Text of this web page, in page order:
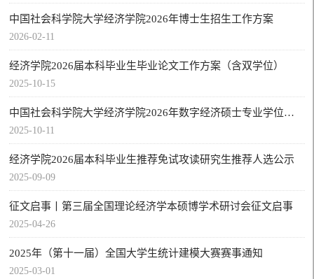
中国社会科学院大学经济学院2026年博士生招生工作方案
2026-02-11
经济学院2026届本科毕业生毕业论文工作方案（含双学位​）
2025-10-15
中国社会科学院大学经济学院2026年数字经济硕士专业学位研究生招生简章
2025-10-11
经济学院2026届本科毕业生推荐免试攻读研究生推荐人选公示
2025-09-09
征文启事丨第三届全国理论经济学本硕博学术研讨会征文启事
2025-04-26
2025年（第十一届）全国大学生统计建模大赛赛事通知
2025-03-01